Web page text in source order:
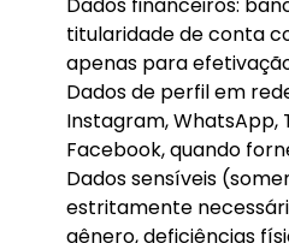
titularidade de conta
apenas para
Dados de perfil em
Instagram,
Facebook, quando
Dados sensíveis
estritamente
gênero, deficiências